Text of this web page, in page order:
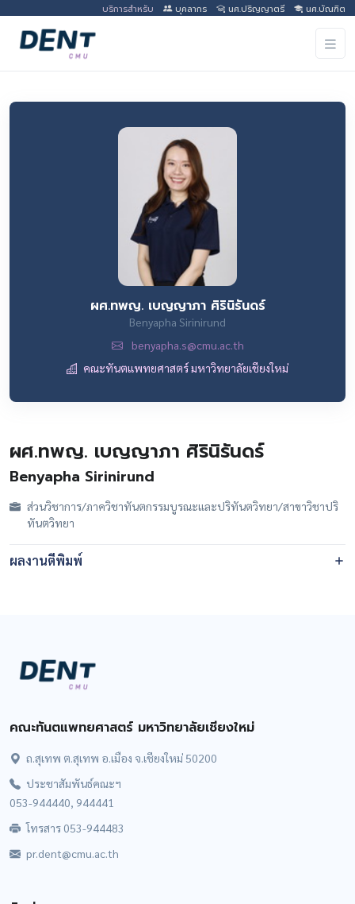
บริการสำหรับ บุคลากร นศ.ปริญญาตรี นศ.บัณฑิต
ผศ.ทพญ. เบญญาภา ศิรินิรันดร์
Benyapha Sirinirund
benyapha.s@cmu.ac.th
คณะทันตแพทยศาสตร์ มหาวิทยาลัยเชียงใหม่
ผศ.ทพญ. เบญญาภา ศิรินิรันดร์
Benyapha Sirinirund
ส่วนวิชาการ/ภาควิชาทันตกรรมบูรณะและปริทันตวิทยา/สาขาวิชาปริ
ทันตวิทยา
ผลงานตีพิมพ์
คณะทันตแพทยศาสตร์ มหาวิทยาลัยเชียงใหม่
ถ.สุเทพ ต.สุเทพ อ.เมือง จ.เชียงใหม่ 50200
ประชาสัมพันธ์คณะฯ
053-944440, 944441
โทรสาร 053-944483
pr.dent@cmu.ac.th